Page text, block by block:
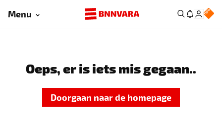
Menu
Oeps, er is iets mis gegaan..
Doorgaan naar de homepage